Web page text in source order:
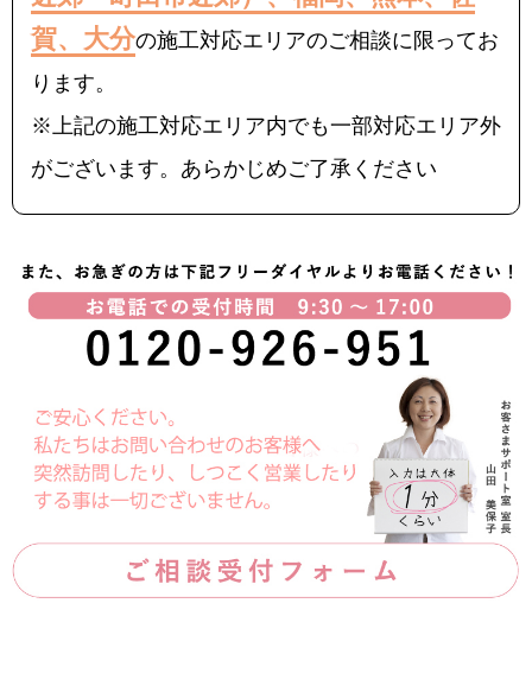
賀、大分の施工対応エリアのご相談に限ってお
ります。
※上記の施工対応エリア内でも一部対応エリア外
がございます。あらかじめご了承ください